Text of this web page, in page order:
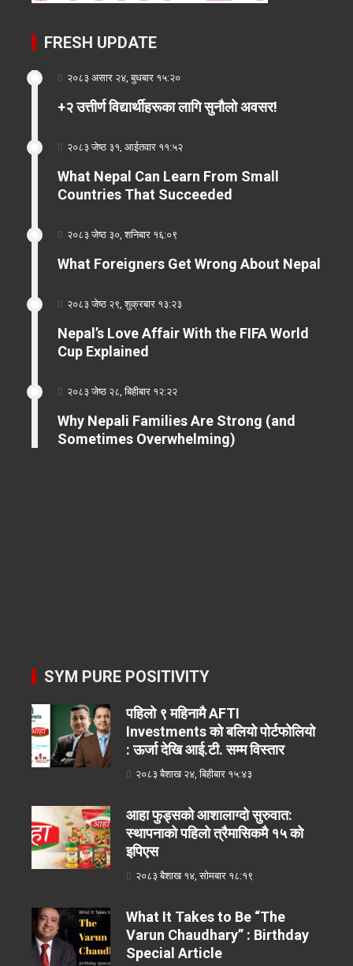
FRESH UPDATE
२०८३ असार २४, बुधबार १५:२०
+२ उत्तीर्ण विद्यार्थीहरूका लागि सुनौलो अवसर!
२०८३ जेष्ठ ३१, आईतवार ११:५२
What Nepal Can Learn From Small
Countries That Succeeded
२०८३ जेष्ठ ३०, शनिबार १६:०९
What Foreigners Get Wrong About Nepal
२०८३ जेष्ठ २९, शुक्रबार १३:२३
Nepal’s Love Affair With the FIFA World
Cup Explained
२०८३ जेष्ठ २८, बिहीबार १२:२२
Why Nepali Families Are Strong (and
Sometimes Overwhelming)
SYM PURE POSITIVITY
पहिलो ९ महिनामै AFTI
Investments को बलियो पोर्टफोलियो
: ऊर्जा देखि आई.टी. सम्म विस्तार
२०८३ बैशाख २४, बिहीबार १५:४३
आहा फुड्सको आशालाग्दो सुरुवात:
स्थापनाको पहिलो त्रैमासिकमै १५ को
इपिएस
२०८३ बैशाख १४, सोमबार १८:१९
What It Takes to Be “The
Varun Chaudhary” : Birthday
Special Article